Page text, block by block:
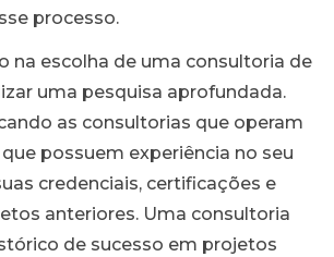
processo.
na escolha de uma consultoria de
uma pesquisa aprofundada.
as consultorias que operam
possuem experiência no seu
credenciais, certificações e
anteriores. Uma consultoria
de sucesso em projetos